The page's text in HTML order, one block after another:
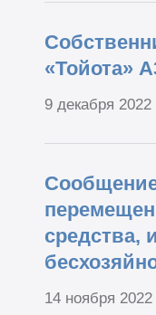
«Тойота»
9 декабря 2022
средства,
14 ноября 2022